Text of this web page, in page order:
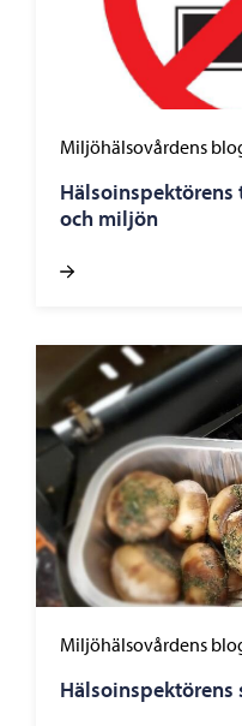
Miljöhälsovårdens
och miljön
Miljöhälsovårdens
Hälsoinspektörens